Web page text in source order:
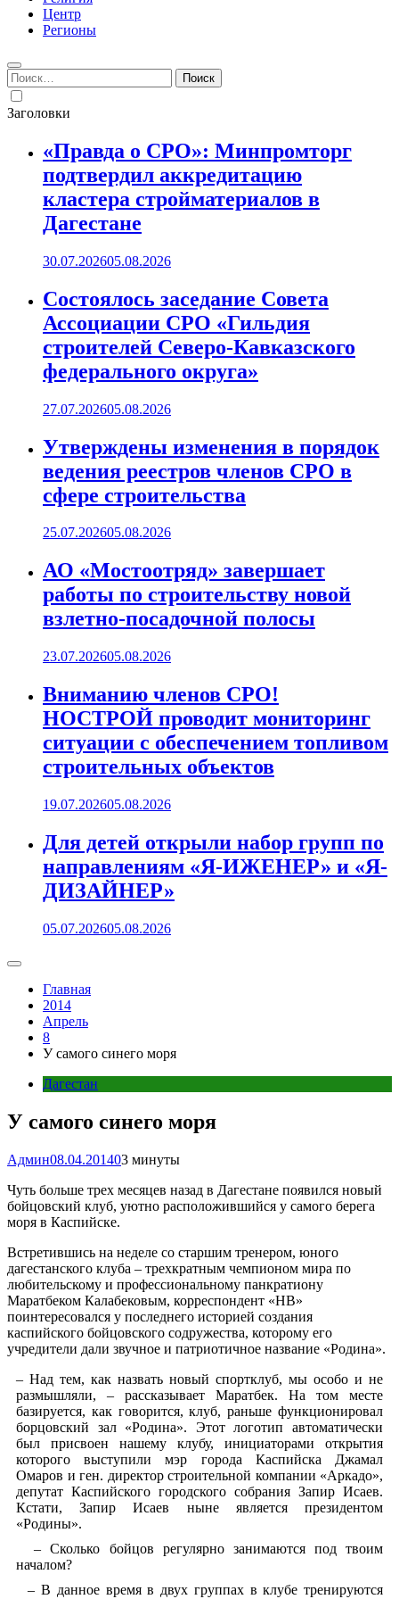
Центр
Регионы
Найти:
Заголовки
«Правда о СРО»: Минпромторг
подтвердил аккредитацию
кластера стройматериалов в
Дагестане
30.07.202605.08.2026
Состоялось заседание Совета
Ассоциации СРО «Гильдия
строителей Северо-Кавказского
федерального округа»
27.07.202605.08.2026
Утверждены изменения в порядок
ведения реестров членов СРО в
сфере строительства
25.07.202605.08.2026
АО «Мостоотряд» завершает
работы по строительству новой
взлетно-посадочной полосы
23.07.202605.08.2026
Вниманию членов СРО!
НОСТРОЙ проводит мониторинг
ситуации с обеспечением топливом
строительных объектов
19.07.202605.08.2026
Для детей открыли набор групп по
направлениям «Я-ИЖЕНЕР» и «Я-
ДИЗАЙНЕР»
05.07.202605.08.2026
Главная
2014
Апрель
8
У самого синего моря
Дагестан
У самого синего моря
Админ08.04.201403 минуты
Чуть больше трех месяцев назад в Дагестане появился новый
бойцовский клуб, уютно расположившийся у самого берега
моря в Каспийске.
Встретившись на неделе со старшим тренером, юного
дагестанского клуба – трехкратным чемпионом мира по
любительскому и профессиональному панкратиону
Маратбеком Калабековым, корреспондент «НВ»
поинтересовался у последнего историей создания
каспийского бойцовского содружества, которому его
учредители дали звучное и патриотичное название «Родина».
– Над тем, как назвать новый спортклуб, мы особо и не
размышляли, – рассказывает Маратбек. На том месте
базируется, как говорится, клуб, раньше функционировал
борцовский зал «Родина». Этот логотип автоматически
был присвоен нашему клубу, инициаторами открытия
которого выступили мэр города Каспийска Джамал
Омаров и ген. директор строительной компании «Аркадо»,
депутат Каспийского городского собрания Запир Исаев.
Кстати, Запир Исаев ныне является президентом
«Родины».
– Сколько бойцов регулярно занимаются под твоим
началом?
– В данное время в двух группах в клубе тренируются